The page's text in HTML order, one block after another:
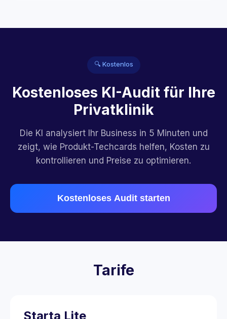
🔍 Kostenlos
Kostenloses KI-Audit für Ihre
Privatklinik
Die KI analysiert Ihr Business in 5 Minuten und
zeigt, wie Produkt-Techcards helfen, Kosten zu
kontrollieren und Preise zu optimieren.
Kostenloses Audit starten
Tarife
Starta Lite